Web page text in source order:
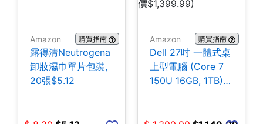
Amazon 購買指南
露得清Neutrogena
卸妝濕巾單片包裝,
20張$5.12
Amazon 購買指南
Dell 27吋 一體式桌
上型電腦 (Core 7
150U 16GB, 1TB)